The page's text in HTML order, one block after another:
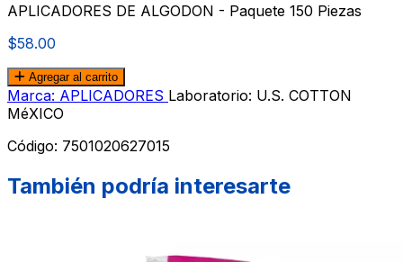
APLICADORES DE ALGODON - Paquete 150 Piezas
$58.00
Agregar al carrito
Marca: APLICADORES Laboratorio: U.S. COTTON
MéXICO
Código: 7501020627015
También podría interesarte